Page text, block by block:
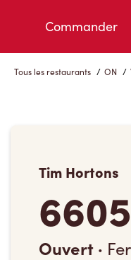
Commander
Tous les restaurants / ON /
Tim Hortons
Ouvert ·